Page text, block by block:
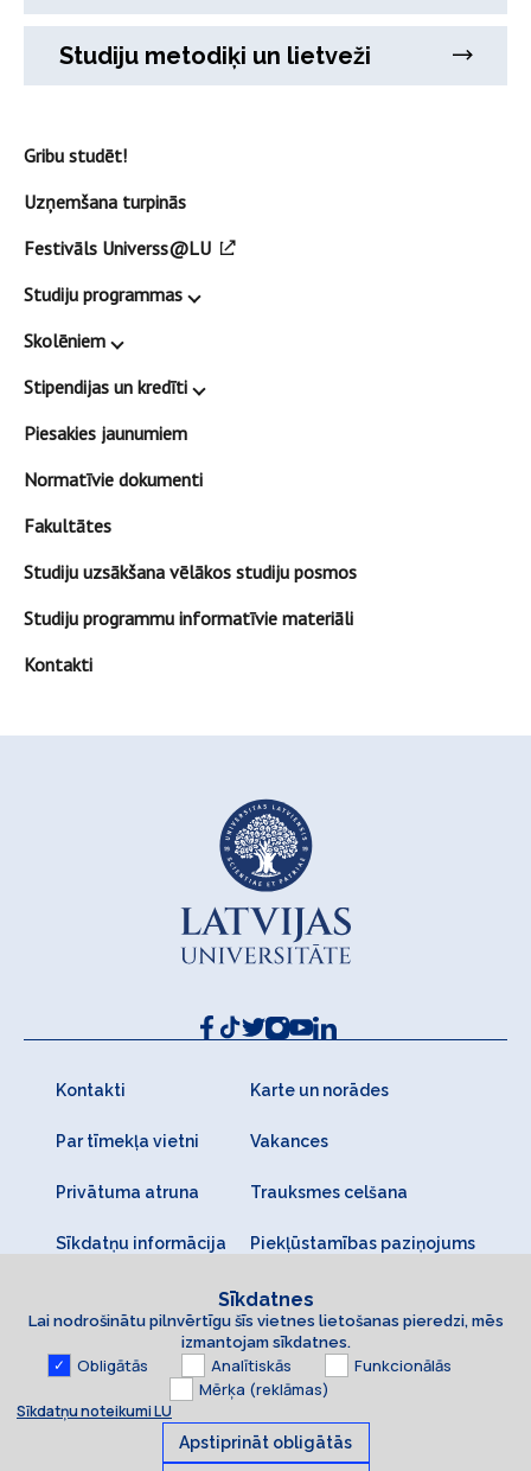
Studiju metodiķi un lietveži
Gribu studēt!
Uzņemšana turpinās
Festivāls Universs@LU
Studiju programmas
Skolēniem
Stipendijas un kredīti
Piesakies jaunumiem
Normatīvie dokumenti
Fakultātes
Studiju uzsākšana vēlākos studiju posmos
Studiju programmu informatīvie materiāli
Kontakti
Kontakti Karte un norādes
Par tīmekļa vietni Vakances
Privātuma atruna Trauksmes celšana
Sīkdatņu informācija Piekļūstamības paziņojums
Sīkdatnes
Lai nodrošinātu pilnvērtīgu šīs vietnes lietošanas pieredzi, mēs
izmantojam sīkdatnes.
Obligātās Analītiskās
Funkcionālās
Mērķa (reklāmas)
Sīkdatņu noteikumi LU
Apstiprināt obligātās